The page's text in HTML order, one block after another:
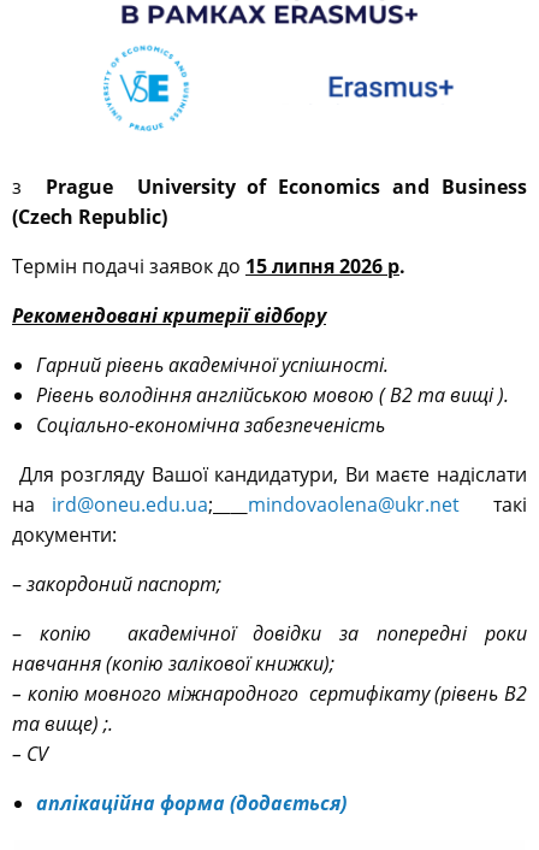
з Prague Universityof Economics and Business
(Czech Republic)
Термін подачі заявок до 15 липня 2026 р.
Рекомендовані критерії відбору
Гарний рівень академічної успішності.
Рівень володіння англійською мовою (B2 та вищі).
Соціально-економічна забезпеченість
Для розгляду Вашої кандидатури, Ви маєте надіслати
на ird@oneu.edu.ua; mindovaolena@ukr.netтакі
документи:
–закордоний паспорт;
– копію академічної довідки за попередні роки
навчання (копію залікової книжки);
– копію мовного міжнародного сертифікату (рівень В2
та вище) ;.
– CV
аплікаційна форма (додається)